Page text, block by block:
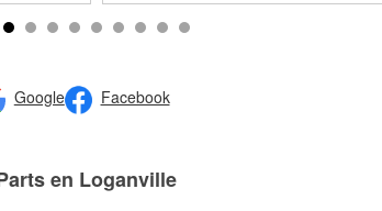
Google Facebook
en Loganville